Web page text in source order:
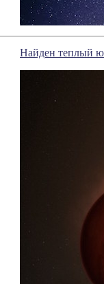
Найден теплый